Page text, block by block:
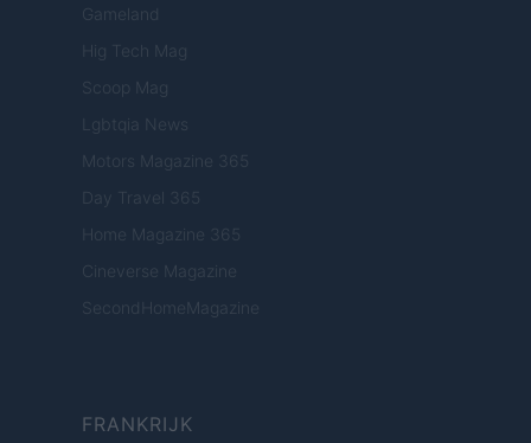
Gameland
Hig Tech Mag
Scoop Mag
Lgbtqia News
Motors Magazine 365
Day Travel 365
Home Magazine 365
Cineverse Magazine
SecondHomeMagazine
FRANKRIJK